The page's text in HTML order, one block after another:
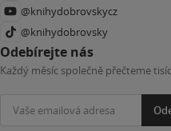
@knihydobrovskycz
@knihydobrovsky
Odebírejte nás
Každý měsíc společně přečteme